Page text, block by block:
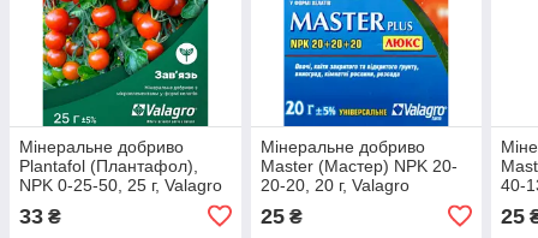
Мінеральне добриво
Plantafol (Плантафол),
NPK 0-25-50, 25 г, Valagro
33 ₴
Мінеральне добриво
Master (Мастер) NPK 20-
20-20, 20 г, Valagro
25₴
40-
25